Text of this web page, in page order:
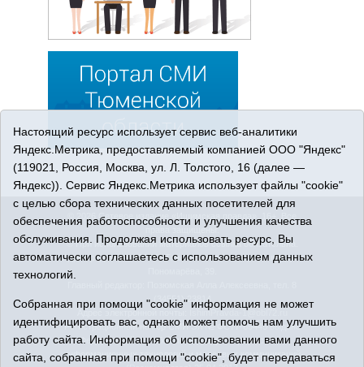
© 2026 Сетевое издание «Ишимская правда». 16+. Все
права защищены.
© При использовании материалов ссылка обязательна.
Адрес редакции: 627750 Тюменская область, г. Ишим, ул.
(34551) 23814
Адрес электронной почты:
IshimPravda-1@obl72.ru
Регистрационный номер СМИ Эл № ФС77-69445 выдано
Федеральной службой по надзору в сфере связи,
информационных технологий и массовых коммуникаций
Настоящий ресурс использует сервис веб-аналитики
Яндекс.Метрика, предоставляемый компанией ООО "Яндекс"
(119021, Россия, Москва, ул. Л. Толстого, 16 (далее —
Яндекс)). Сервис Яндекс.Метрика использует файлы "cookie"
с целью сбора технических данных посетителей для
обеспечения работоспособности и улучшения качества
обслуживания. Продолжая использовать ресурс, Вы
автоматически соглашаетесь с использованием данных
технологий.
Собранная при помощи "cookie" информация не может
идентифицировать вас, однако может помочь нам улучшить
работу сайта. Информация об использовании вами данного
сайта, собранная при помощи "cookie", будет передаваться